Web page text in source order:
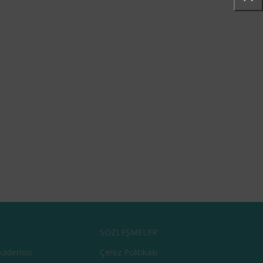
SÖZLEŞMELER
Çerez Politikası